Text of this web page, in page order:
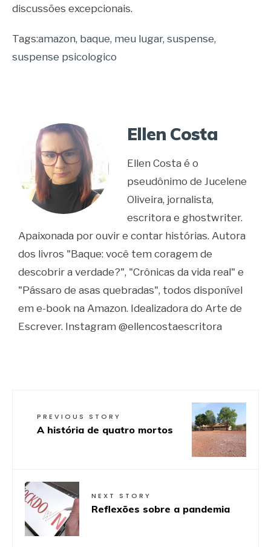
discussões excepcionais.
Tags:amazon, baque, meu lugar, suspense,
suspense psicologico
Ellen Costa
Ellen Costa é o
pseudônimo de Jucelene
Oliveira, jornalista,
escritora e ghostwriter.
Apaixonada por ouvir e contar histórias. Autora
dos livros "Baque: você tem coragem de
descobrir a verdade?", "Crônicas da vida real" e
"Pássaro de asas quebradas", todos disponível
em e-book na Amazon. Idealizadora do Arte de
Escrever. Instagram @ellencostaescritora
PREVIOUS STORY
A história de quatro mortos
NEXT STORY
Reflexões sobre a pandemia